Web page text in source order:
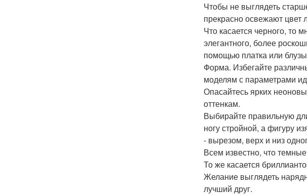
Чтобы не выглядеть
прекрасно освежают цвет
Что касается черного, то
элегантного, более
помощью платка или
Форма. Избегайте
моделям с параметрами
Опасайтесь ярких
оттенкам.
Выбирайте правильную
ногу стройной, а фигуру
- вырезом, верх и низ
Всем известно, что
То же касается
Желание выглядеть
лучший друг.